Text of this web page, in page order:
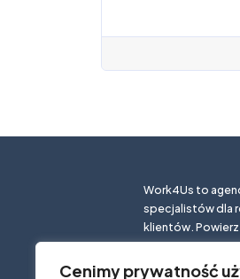
Cenimy prywatność
Work4Us to
specjalistów dla
klientów. Powierz